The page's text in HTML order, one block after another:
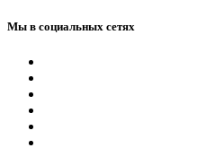
Мы в социальных сетях